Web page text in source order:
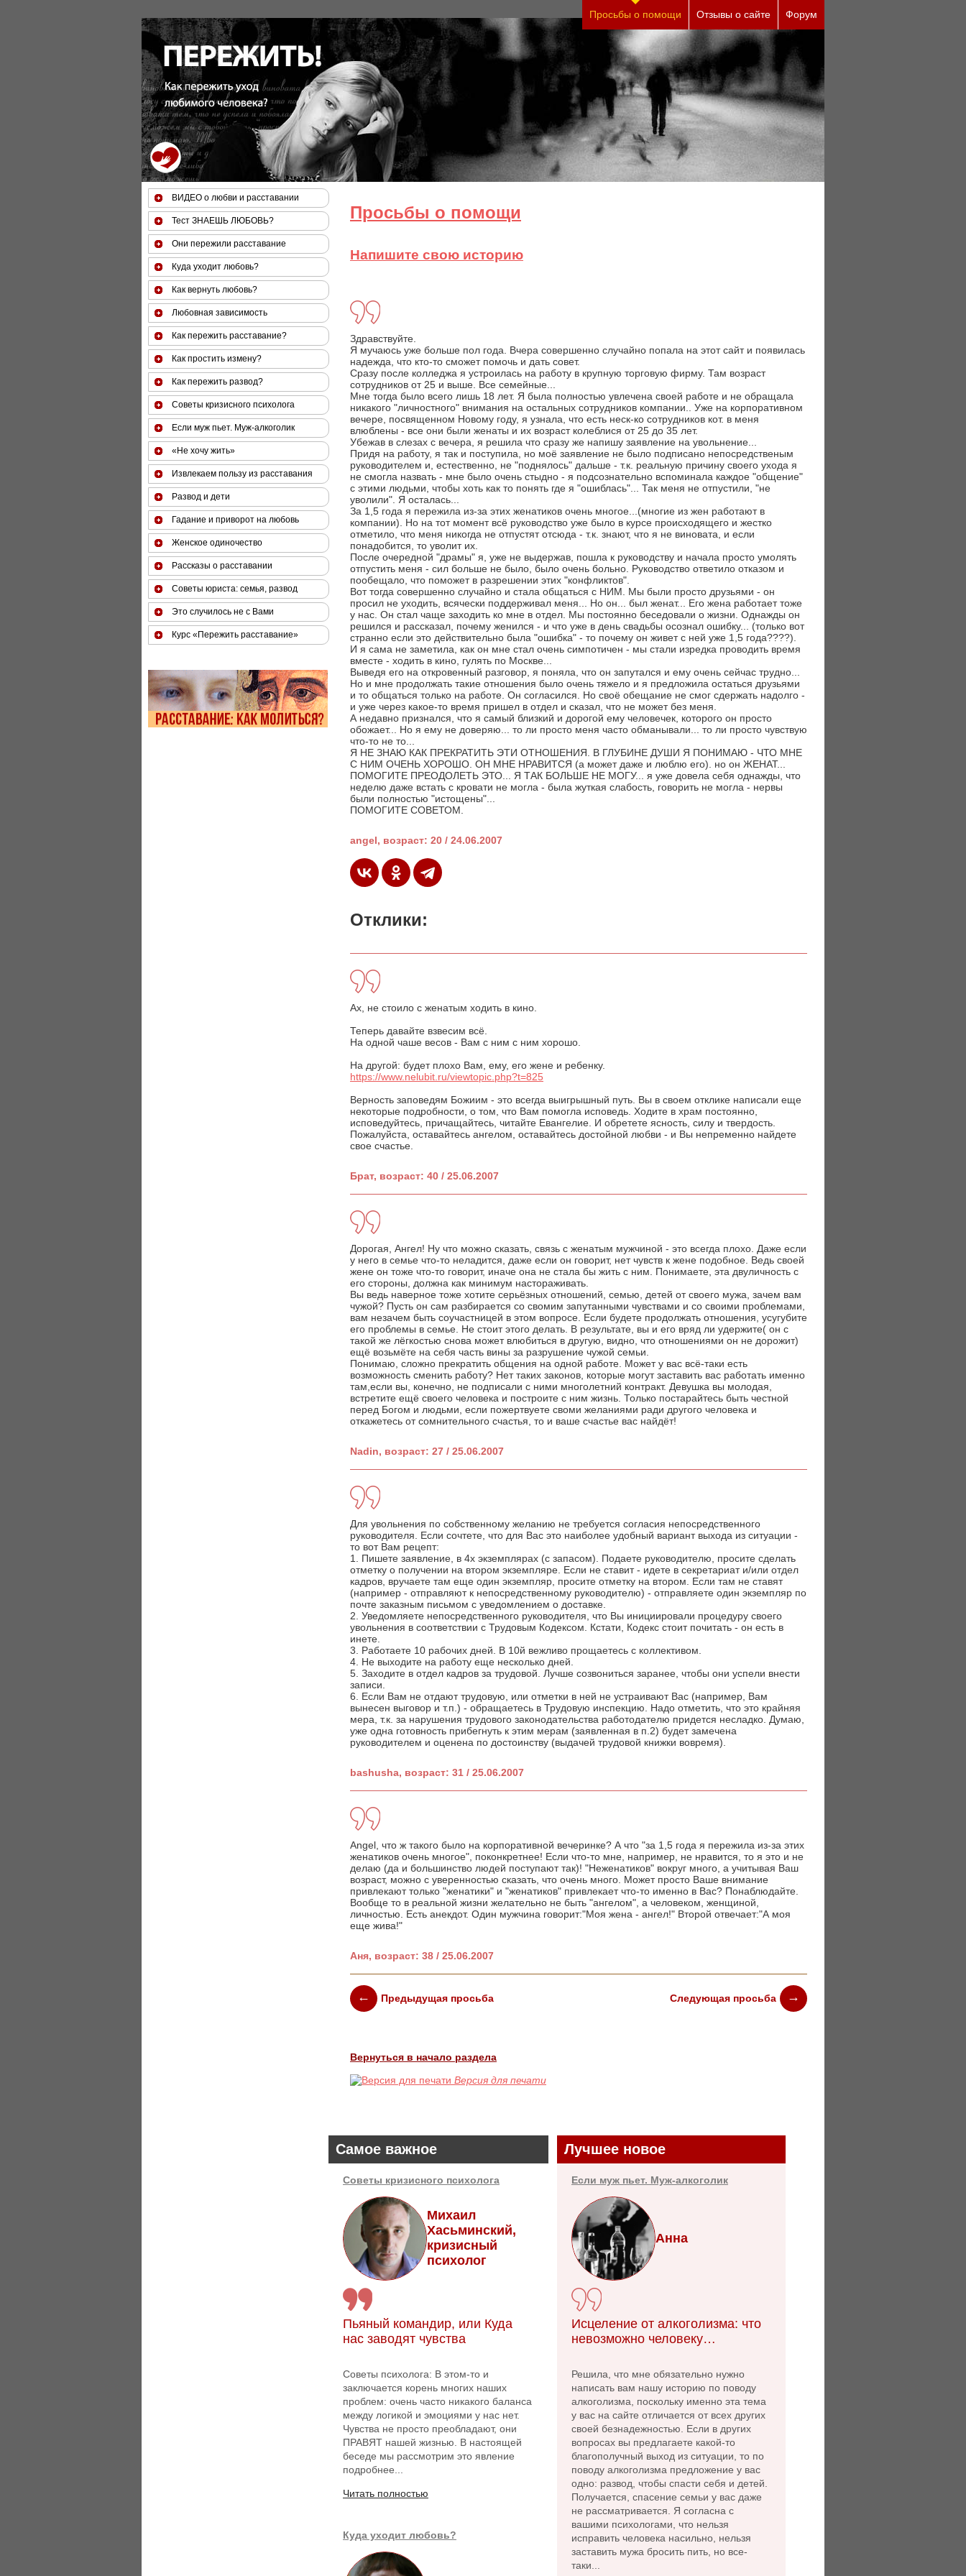
За 50 минут Вы можете оценить тяжесть своего состояния и его психологические причины (бесплатно)
Просьбы о помощи Отзывы о сайте Форум
Просьбы о помощи
Напишите свою историю
Здравствуйте.
Я мучаюсь уже больше пол года. Вчера совершенно случайно попала на этот сайт и появилась
надежда, что кто-то сможет помочь и дать совет.
Сразу после колледжа я устроилась на работу в крупную торговую фирму. Там возраст
сотрудников от 25 и выше. Все семейные...
Мне тогда было всего лишь 18 лет. Я была полностью увлечена своей работе и не обращала
никакого "личностного" внимания на остальных сотрудников компании.. Уже на корпоративном
вечере, посвященном Новому году, я узнала, что есть неск-ко сотрудников кот. в меня
влюблены - все они были женаты и их возраст колеблися от 25 до 35 лет.
Убежав в слезах с вечера, я решила что сразу же напишу заявление на увольнение...
Придя на работу, я так и поступила, но моё заявление не было подписано непосредственым
руководителем и, естественно, не "поднялось" дальше - т.к. реальную причину своего ухода я
не смогла назвать - мне было очень стыдно - я подсознательно вспоминала каждое "общение"
с этими людьми, чтобы хоть как то понять где я "ошиблась"... Так меня не отпустили, "не
уволили". Я осталась...
За 1,5 года я пережила из-за этих женатиков очень многое...(многие из жен работают в
компании). Но на тот момент всё руководство уже было в курсе происходящего и жестко
отметило, что меня никогда не отпустят отсюда - т.к. знают, что я не виновата, и если
понадобится, то уволит их.
После очередной "драмы" я, уже не выдержав, пошла к руководству и начала просто умолять
отпустить меня - сил больше не было, было очень больно. Руководство ответило отказом и
пообещало, что поможет в разрешении этих "конфликтов".
Вот тогда совершенно случайно и стала общаться с НИМ. Мы были просто друзьями - он
просил не уходить, всячески поддерживал меня... Но он... был женат... Его жена работает тоже
у нас. Он стал чаще заходить ко мне в отдел. Мы постоянно беседовали о жизни. Однажды он
решился и рассказал, почему женился - и что уже в день свадьбы осознал ошибку... (только вот
странно если это действительно была "ошибка" - то почему он живет с ней уже 1,5 года????).
И я сама не заметила, как он мне стал очень симпотичен - мы стали изредка проводить время
вместе - ходить в кино, гулять по Москве...
Выведя его на откровенный разговор, я поняла, что он запутался и ему очень сейчас трудно...
Но и мне продолжать такие отношения было очень тяжело и я предложила остаться друзьями
и то общаться только на работе. Он согласился. Но своё обещание не смог сдержать надолго -
и уже через какое-то время пришел в отдел и сказал, что не может без меня.
А недавно признался, что я самый близкий и дорогой ему человечек, которого он просто
обожает... Но я ему не доверяю... то ли просто меня часто обманывали... то ли просто чувствую
что-то не то...
Я НЕ ЗНАЮ КАК ПРЕКРАТИТЬ ЭТИ ОТНОШЕНИЯ. В ГЛУБИНЕ ДУШИ Я ПОНИМАЮ - ЧТО МНЕ
С НИМ ОЧЕНЬ ХОРОШО. ОН МНЕ НРАВИТСЯ (а может даже и люблю его). но он ЖЕНАТ...
ПОМОГИТЕ ПРЕОДОЛЕТЬ ЭТО... Я ТАК БОЛЬШЕ НЕ МОГУ... я уже довела себя однажды, что
неделю даже встать с кровати не могла - была жуткая слабость, говорить не могла - нервы
были полностью "истощены"...
ПОМОГИТЕ СОВЕТОМ.
angel, возраст: 20 / 24.06.2007
Отклики:
Ах, не стоило с женатым ходить в кино.
Теперь давайте взвесим всё.
На одной чаше весов - Вам с ним с ним хорошо.
На другой: будет плохо Вам, ему, его жене и ребенку.
https://www.nelubit.ru/viewtopic.php?t=825
Верность заповедям Божиим - это всегда выигрышный путь. Вы в своем отклике написали еще
некоторые подробности, о том, что Вам помогла исповедь. Ходите в храм постоянно,
исповедуйтесь, причащайтесь, читайте Евангелие. И обретете ясность, силу и твердость.
Пожалуйста, оставайтесь ангелом, оставайтесь достойной любви - и Вы непременно найдете
свое счастье.
Брат, возраст: 40 / 25.06.2007
Дорогая, Ангел! Ну что можно сказать, связь с женатым мужчиной - это всегда плохо. Даже если
у него в семье что-то неладится, даже если он говорит, нет чувств к жене подобное. Ведь своей
жене он тоже что-то говорит, иначе она не стала бы жить с ним. Понимаете, эта двуличность с
его стороны, должна как минимум настораживать.
Вы ведь наверное тоже хотите серьёзных отношений, семью, детей от своего мужа, зачем вам
чужой? Пусть он сам разбирается со свомим запутанными чувствами и со своими проблемами,
вам незачем быть соучастницей в этом вопросе. Если будете продолжать отношения, усугубите
его проблемы в семье. Не стоит этого делать. В результате, вы и его вряд ли удержите( он с
такой же лёгкостью снова может влюбиться в другую, видно, что отношениями он не дорожит)
ещё возьмёте на себя часть вины за разрушение чужой семьи.
Понимаю, сложно прекратить общения на одной работе. Может у вас всё-таки есть
возможность сменить работу? Нет таких законов, которые могут заставить вас работать именно
там,если вы, конечно, не подписали с ними многолетний контракт. Девушка вы молодая,
встретите ещё своего человека и построите с ним жизнь. Только постарайтесь быть честной
перед Богом и людьми, если пожертвуете своми желаниями ради другого человека и
откажетесь от сомнительного счастья, то и ваше счастье вас найдёт!
Nadin, возраст: 27 / 25.06.2007
Для увольнения по собственному желанию не требуется согласия непосредственного
руководителя. Если сочтете, что для Вас это наиболее удобный вариант выхода из ситуации -
то вот Вам рецепт:
1. Пишете заявление, в 4х экземплярах (с запасом). Подаете руководителю, просите сделать
отметку о получении на втором экземпляре. Если не ставит - идете в секретариат и/или отдел
кадров, вручаете там еще один экземпляр, просите отметку на втором. Если там не ставят
(например - отправляют к непосредственному руководителю) - отправляете один экземпляр по
почте заказным письмом с уведомлением о доставке.
2. Уведомляете непосредственного руководителя, что Вы инициировали процедуру своего
увольнения в соответствии с Трудовым Кодексом. Кстати, Кодекс стоит почитать - он есть в
инете.
3. Работаете 10 рабочих дней. В 10й вежливо прощаетесь с коллективом.
4. Не выходите на работу еще несколько дней.
5. Заходите в отдел кадров за трудовой. Лучше созвониться заранее, чтобы они успели внести
записи.
6. Если Вам не отдают трудовую, или отметки в ней не устраивают Вас (например, Вам
вынесен выговор и т.п.) - обращаетесь в Трудовую инспекцию. Надо отметить, что это крайняя
мера, т.к. за нарушения трудового законодательства работодателю придется несладко. Думаю,
уже одна готовность прибегнуть к этим мерам (заявленная в п.2) будет замечена
руководителем и оценена по достоинству (выдачей трудовой книжки вовремя).
bashusha, возраст: 31 / 25.06.2007
Angel, что ж такого было на корпоративной вечеринке? А что "за 1,5 года я пережила из-за этих
женатиков очень многое", поконкретнее! Если что-то мне, например, не нравится, то я это и не
делаю (да и большинство людей поступают так)! "Неженатиков" вокруг много, а учитывая Ваш
возраст, можно с уверенностью сказать, что очень много. Может просто Ваше внимание
привлекают только "женатики" и "женатиков" привлекает что-то именно в Вас? Понаблюдайте.
Вообще то в реальной жизни желательно не быть "ангелом", а человеком, женщиной,
личностью. Есть анекдот. Один мужчина говорит:"Моя жена - ангел!" Второй отвечает:"А моя
еще жива!"
Аня, возраст: 38 / 25.06.2007
Предыдущая просьба Следующая просьба
Вернуться в начало раздела
Версия для печати
Самое важное
Советы кризисного психолога
Михаил
Хасьминский,
кризисный
психолог
Пьяный командир, или Куда
нас заводят чувства
Советы психолога: В этом-то и
заключается корень многих наших
проблем: очень часто никакого баланса
между логикой и эмоциями у нас нет.
Чувства не просто преобладают, они
ПРАВЯТ нашей жизнью. В настоящей
беседе мы рассмотрим это явление
подробнее...
Читать полностью
Куда уходит любовь?
Лучшее новое
Если муж пьет. Муж-алкоголик
Анна
Исцеление от алкоголизма: что
невозможно человеку…
Решила, что мне обязательно нужно
написать вам нашу историю по поводу
алкоголизма, поскольку именно эта тема
у вас на сайте отличается от всех других
своей безнадежностью. Если в других
вопросах вы предлагаете какой-то
благополучный выход из ситуации, то по
поводу алкоголизма предложение у вас
одно: развод, чтобы спасти себя и детей.
Получается, спасение семьи у вас даже
не рассматривается. Я согласна с
вашими психологами, что нельзя
исправить человека насильно, нельзя
заставить мужа бросить пить, но все-
таки...
ВИДЕО о любви и расставании
Тест ЗНАЕШЬ ЛЮБОВЬ?
Они пережили расставание
Куда уходит любовь?
Как вернуть любовь?
Любовная зависимость
Как пережить расставание?
Как простить измену?
Как пережить развод?
Советы кризисного психолога
Если муж пьет. Муж-алкоголик
«Не хочу жить»
Извлекаем пользу из расставания
Развод и дети
Гадание и приворот на любовь
Женское одиночество
Рассказы о расставании
Советы юриста: семья, развод
Это случилось не с Вами
Курс «Пережить расставание»